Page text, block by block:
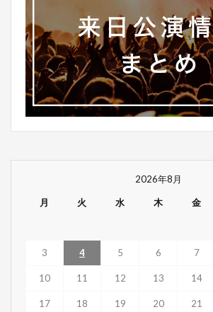
2026年8月
月 火 水 木 金
3 4 5 6 7
10 11 12 13 14
17 18 19 20 21